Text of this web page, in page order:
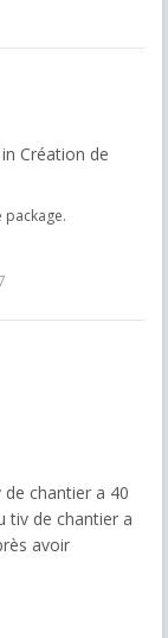
Création de
chantier a 40
tiv de chantier a
avoir